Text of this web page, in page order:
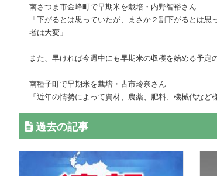
南さつま市金峰町で早期米を栽培・内野智裕さん
「下がるとは思っていたが、まさか２割下がるとは
者は大変」
また、早ければ今週中にも早期米の収穫を始める予定
南種子町で早期米を栽培・古市玲奈さん
「近年の情勢によって資材、農薬、肥料、機械代な
過去の記事